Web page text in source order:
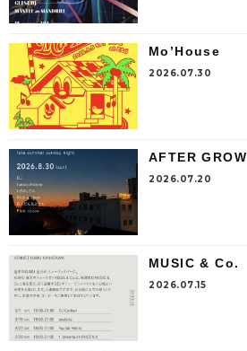
Mo’House
2026.07.30
AFTER GROW
2026.07.20
MUSIC & Co.
2026.07.15